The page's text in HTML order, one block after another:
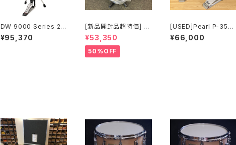
DW 9000 Series 2-
Leg Hi-Hat Stand (E
xtended Footboar
¥95,370
[新品開封品超特価] R
OC-N-SOC ルナー
(ティンパニ 椅子) 標
準高さ オリジナルサド
ル型 ブラック LSG-O
¥53,350
50%OFF
[USED]Pearl P-3502
D Demon Drive XR
Machined Twin Ped
¥66,000